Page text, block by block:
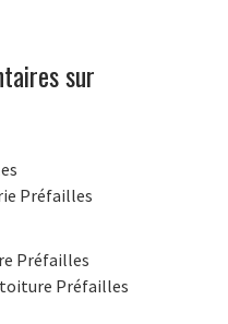
sur
Préfailles
Préfailles
Préfailles